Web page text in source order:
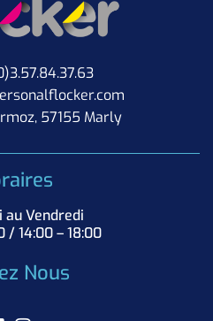
57155 Marly
au Vendredi
/ 14:00 – 18:00
Nous